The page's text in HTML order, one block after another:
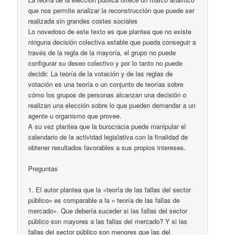
que nos permite analizar la reconstrucción que puede ser
realizada sin grandes costes sociales
Lo novedoso de este texto es que plantea que no existe
ninguna decisión colectiva estable que pueda conseguir a
través de la regla de la mayoría, el grupo no puede
configurar su deseo colectivo y por lo tanto no puede
decidir. La teoría de la votación y de las reglas de
votación es una teoría o un conjunto de teorías sobre
cómo los grupos de personas alcanzan una decisión o
realizan una elección sobre lo que pueden demandar a un
agente u organismo que provee.
A su vez plantea que la burocracia puede manipular el
calendario de la actividad legislativa con la finalidad de
obtener resultados favorables a sus propios intereses.
Preguntas
1. El autor plantea que la «teoría de las fallas del sector
público» es comparable a la » teoría de las fallas de
mercado». Que debería suceder si las fallas del sector
público son mayores a las fallas del mercado? Y si las
fallas del sector público son menores que las del